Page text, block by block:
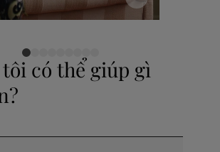
có thể giúp gì